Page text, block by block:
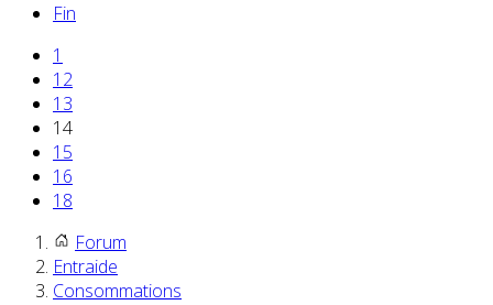
Fin
1
12
13
14
15
16
18
Forum
Entraide
Consommations